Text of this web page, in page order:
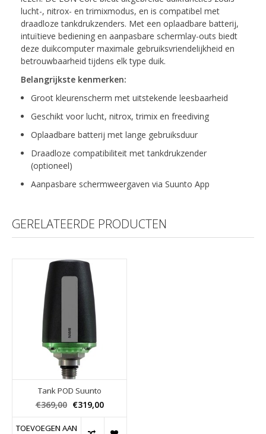
lucht-, nitrox- en trimixmodus, en is compatibel met
draadloze tankdrukzenders. Met een oplaadbare batterij,
intuïtieve bediening en aanpasbare schermlay-outs biedt
deze duikcomputer maximale gebruiksvriendelijkheid en
betrouwbaarheid tijdens elk type duik.
Belangrijkste kenmerken:
Groot kleurenscherm met uitstekende leesbaarheid
Geschikt voor lucht, nitrox, trimix en freediving
Oplaadbare batterij met lange gebruiksduur
Draadloze compatibiliteit met tankdrukzender
(optioneel)
Aanpasbare schermweergaven via Suunto App
GERELATEERDE PRODUCTEN
Tank POD Suunto
€369,00 €319,00
TOEVOEGEN AAN